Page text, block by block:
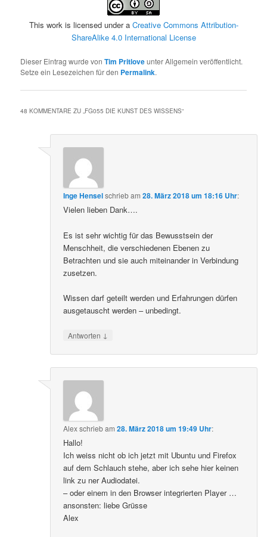
This work is licensed under a Creative Commons Attribution-
ShareAlike 4.0 International License
Dieser Eintrag wurde vonTim Pritloveunter Allgemein veröffentlicht.
Setze ein Lesezeichen für den Permalink.
48 KOMMENTARE ZU „FG055 DIE KUNST DES WISSENS“
Inge Henselschriebam28. März 2018 um 18:16 Uhr:
Vielen lieben Dank….
Es ist sehr wichtig für das Bewusstsein der
Menschheit, die verschiedenen Ebenen zu
Betrachten und sie auch miteinander in Verbindung
zusetzen.
Wissen darf geteilt werden und Erfahrungen dürfen
ausgetauscht werden – unbedingt.
Antworten ↓
Alexschriebam28. März 2018 um 19:49 Uhr:
Hallo!
Ich weiss nicht ob ich jetzt mit Ubuntu und Firefox
auf dem Schlauch stehe, aber ich sehe hier keinen
link zu ner Audiodatei.
– oder einem in den Browser integrierten Player …
ansonsten: liebe Grüsse
Alex